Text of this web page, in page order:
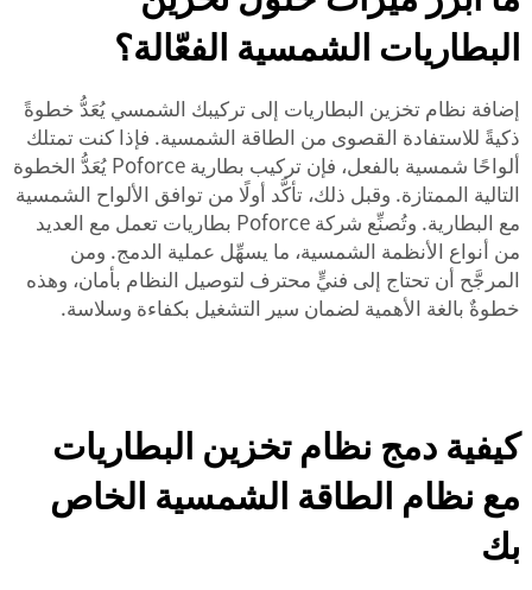
البطاريات الشمسية الفعّالة؟
إضافة نظام تخزين البطاريات إلى تركيبك الشمسي يُعَدُّ خطوةً
ذكيةً للاستفادة القصوى من الطاقة الشمسية. فإذا كنت تمتلك
ألواحًا شمسية بالفعل، فإن تركيب بطارية Poforce يُعَدُّ الخطوة
التالية الممتازة. وقبل ذلك، تأكَّد أولًا من توافق الألواح الشمسية
مع البطارية. وتُصنِّع شركة Poforce بطاريات تعمل مع العديد
من أنواع الأنظمة الشمسية، ما يسهِّل عملية الدمج. ومن
المرجَّح أن تحتاج إلى فنيٍّ محترف لتوصيل النظام بأمان، وهذه
خطوةٌ بالغة الأهمية لضمان سير التشغيل بكفاءة وسلاسة.
كيفية دمج نظام تخزين البطاريات
مع نظام الطاقة الشمسية الخاص
بك